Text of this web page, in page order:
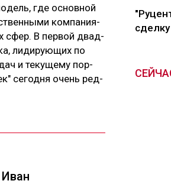
где ос­нов­ной
ком­па­ния­
сфер. В пер­вой двад­
ли­ди­рую­щих по
и те­ку­ще­му пор­
се­год­ня очень ред­
Иван